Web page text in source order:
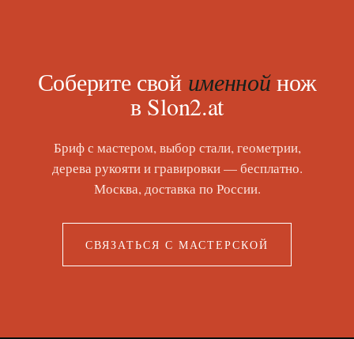
Соберите свой именнойнож
в Slon2.at
Бриф с мастером, выбор стали, геометрии,
дерева рукояти и гравировки — бесплатно.
Москва, доставка по России.
СВЯЗАТЬСЯ С МАСТЕРСКОЙ